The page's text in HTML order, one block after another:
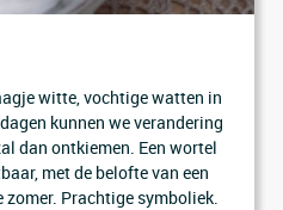
witte, vochtige watten in
kunnen we verandering
dan ontkiemen. Een wortel
met de belofte van een
zomer. Prachtige symboliek.